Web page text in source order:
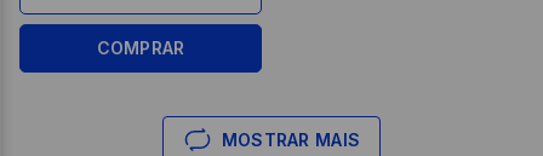
COMPRAR
MOSTRAR MAIS